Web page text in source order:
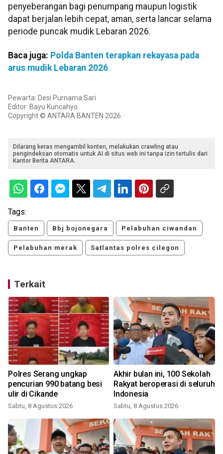
penyeberangan bagi penumpang maupun logistik
dapat berjalan lebih cepat, aman, serta lancar selama
periode puncak mudik Lebaran 2026.
Baca juga: Polda Banten terapkan rekayasa pada
arus mudik Lebaran 2026
Pewarta: Desi Purnama Sari
Editor: Bayu Kuncahyo
Copyright © ANTARA BANTEN 2026
Dilarang keras mengambil konten, melakukan crawling atau
pengindeksan otomatis untuk AI di situs web ini tanpa izin tertulis dari
Kantor Berita ANTARA.
Tags:
Banten Bbj bojonegara Pelabuhan ciwandan
Pelabuhan merak Satlantas polres cilegon
Terkait
Polres Serang ungkap
pencurian 990 batang besi
ulir di Cikande
Sabtu, 8 Agustus 2026
Akhir bulan ini, 100 Sekolah
Rakyat beroperasi di seluruh
Indonesia
Sabtu, 8 Agustus 2026